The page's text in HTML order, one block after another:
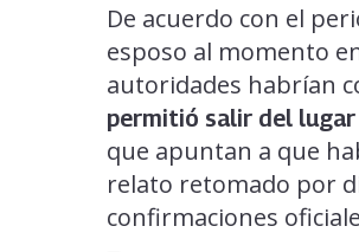
De acuerdo con el
esposo al momento
autoridades habrían
permitió salir del
que apuntan a que
relato retomado por
confirmaciones